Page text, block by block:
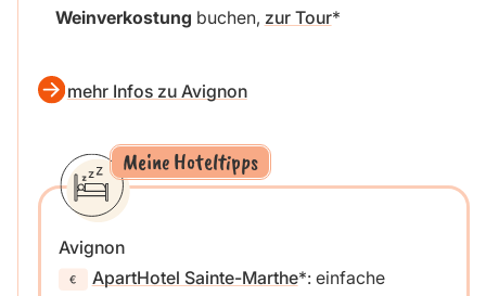
Weinverkostung buchen, zur Tour
mehr Infos zu Avignon
Meine Hoteltipps
Avignon
ApartHotel Sainte-Marthe : einfache